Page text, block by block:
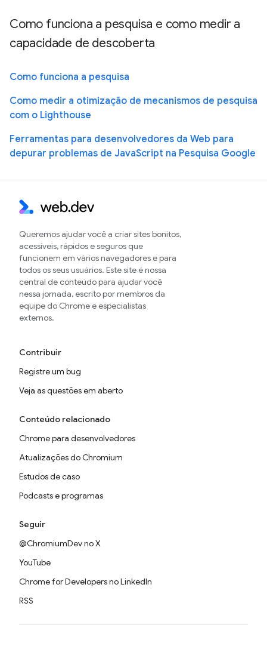
Como funciona a pesquisa e como medir a
capacidade de descoberta
Como funciona a pesquisa
Como medir a otimização de mecanismos de pesquisa
com o Lighthouse
Ferramentas para desenvolvedores da Web para
depurar problemas de JavaScript na Pesquisa Google
Queremos ajudar você a criar sites bonitos,
acessíveis, rápidos e seguros que
funcionem em vários navegadores e para
todos os seus usuários. Este site é nossa
central de conteúdo para ajudar você
nessa jornada, escrito por membros da
equipe do Chrome e especialistas
externos.
Contribuir
Registre um bug
Veja as questões em aberto
Conteúdo relacionado
Chrome para desenvolvedores
Atualizações do Chromium
Estudos de caso
Podcasts e programas
Seguir
@ChromiumDev no X
YouTube
Chrome for Developers no LinkedIn
RSS